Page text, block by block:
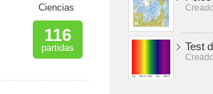
Ciencias
116
partidas Test